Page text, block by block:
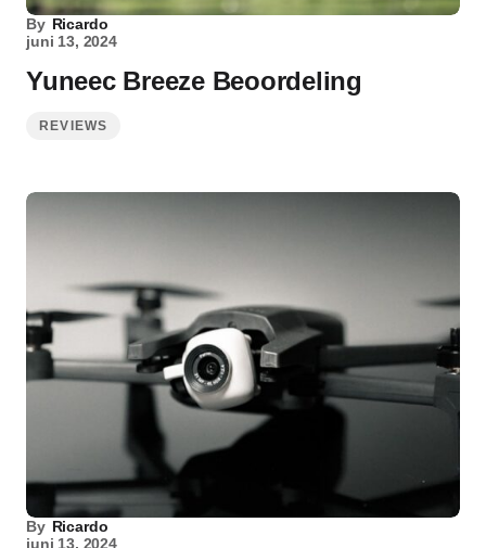
By Ricardo
juni 13, 2024
Yuneec Breeze Beoordeling
REVIEWS
By Ricardo
juni 13, 2024